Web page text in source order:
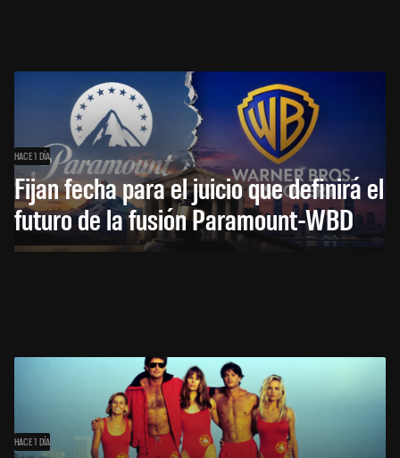
HACE 1 DÍA
Fijan fecha para el juicio que definirá el
futuro de la fusión Paramount-WBD
HACE 1 DÍA